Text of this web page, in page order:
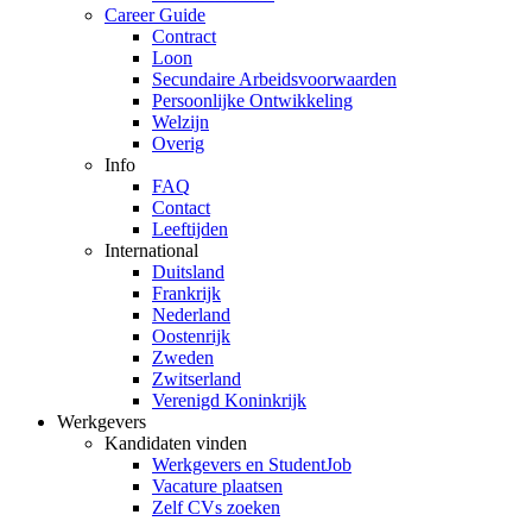
Career Guide
Contract
Loon
Secundaire Arbeidsvoorwaarden
Persoonlijke Ontwikkeling
Welzijn
Overig
Info
FAQ
Contact
Leeftijden
International
Duitsland
Frankrijk
Nederland
Oostenrijk
Zweden
Zwitserland
Verenigd Koninkrijk
Werkgevers
Kandidaten vinden
Werkgevers en StudentJob
Vacature plaatsen
Zelf CVs zoeken